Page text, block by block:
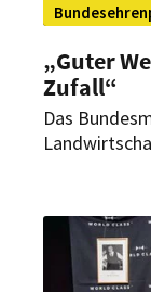
„Guter
Zufall“
Das
vergeben.